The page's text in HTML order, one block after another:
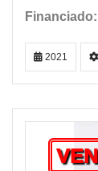
2021